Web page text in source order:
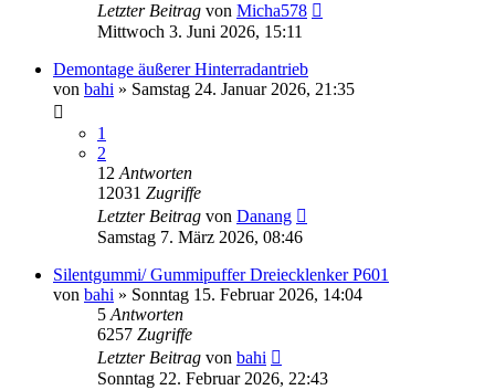
Letzter Beitrag von Micha578
Mittwoch 3. Juni 2026, 15:11
Demontage äußerer Hinterradantrieb
von bahi » Samstag 24. Januar 2026, 21:35
1
2
12 Antworten
12031 Zugriffe
Letzter Beitrag von Danang
Samstag 7. März 2026, 08:46
Silentgummi/ Gummipuffer Dreiecklenker P601
von bahi » Sonntag 15. Februar 2026, 14:04
5 Antworten
6257 Zugriffe
Letzter Beitrag von bahi
Sonntag 22. Februar 2026, 22:43